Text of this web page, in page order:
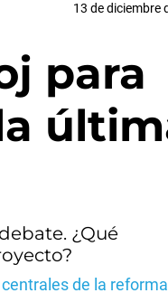
13 de diciembre
para
¿Qué
de la reforma